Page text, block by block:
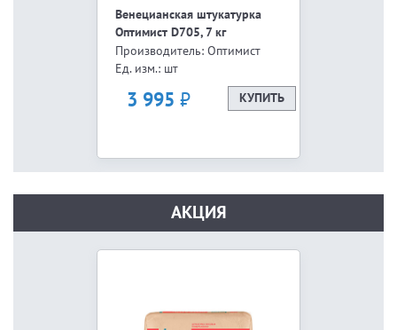
Венецианская штукатурка
Оптимист D705, 7 кг
Производитель: Оптимист
Ед. изм.: шт
3 995 ₽ КУПИТЬ
АКЦИЯ